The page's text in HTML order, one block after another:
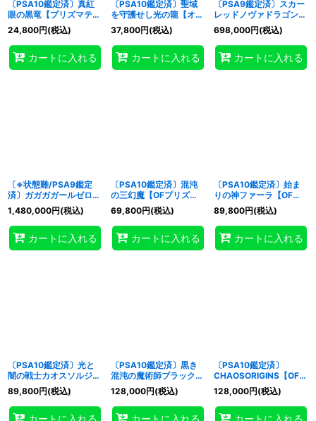
〔PSA10鑑定済〕真紅
眼の黒竜【プリズマティ
ックシークレット】
{LPST-JP004}《モンス
ター》
24,800円(税込)
カートに入れる
〔PSA10鑑定済〕聖域
を守護せし光の龍【オー
バーラッシュレア】
{RD/WC24-JPR01}
《RDモンスター》
37,800円(税込)
カートに入れる
〔PSA9鑑定済〕スカー
レッドノヴァドラゴンバ
ーニングソウル【グラン
ドマスター】{LOCR-
JP008}《シンクロ》
698,000円(税込)
カートに入れる
〔※状態難/PSA9鑑定
済〕ガガガガールゼロゼ
ロコール【グランドマス
ター】{LOCH-JP012}
《モンスター》
1,480,000円(税込)
カートに入れる
〔PSA10鑑定済〕混沌
の三幻魔【OFプリズマ
ティックシークレット】
{CORI-JP029}《融合》
69,800円(税込)
カートに入れる
〔PSA10鑑定済〕始ま
りの神ファーラ【OFプ
リズマティックシークレ
ット】{CORI-JP022}
《モンスター》
89,800円(税込)
カートに入れる
〔PSA10鑑定済〕光と
闇の戦士カオスソルジャ
ー【OFプリズマティッ
クシークレット】
{CORI-JP028}《儀式》
89,800円(税込)
カートに入れる
〔PSA10鑑定済〕黒き
混沌の魔術師ブラックカ
オス【OFプリズマティ
ックシークレット】
{CORI-JP027}《儀式》
128,000円(税込)
カートに入れる
〔PSA10鑑定済〕
CHAOSORIGINS【OFウ
ルトラ】{CORI-JPS15}
《トークン》
128,000円(税込)
カートに入れる